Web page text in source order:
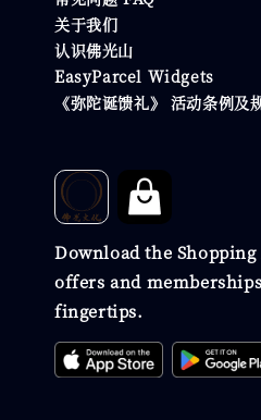
关于我们
认识佛光山
EasyParcel Widgets
《弥陀诞馈礼》 活动条例及
Download the
offers and
fingertips.